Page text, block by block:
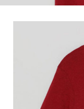
NOVEMBRO 25, 2024